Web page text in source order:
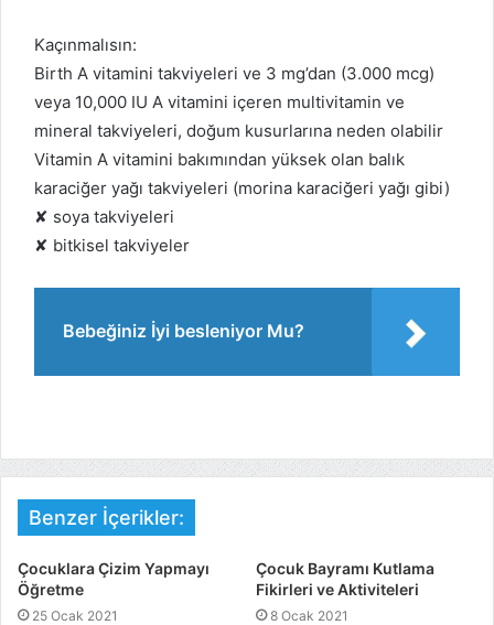
Kaçınmalısın:
Birth A vitamini takviyeleri ve 3 mg’dan (3.000 mcg)
veya 10,000 IU A vitamini içeren multivitamin ve
mineral takviyeleri, doğum kusurlarına neden olabilir
Vitamin A vitamini bakımından yüksek olan balık
karaciğer yağı takviyeleri (morina karaciğeri yağı gibi)
✘ soya takviyeleri
✘ bitkisel takviyeler
Bebeğiniz İyi besleniyor Mu?
Benzer İçerikler:
Çocuklara Çizim Yapmayı
Öğretme
25 Ocak 2021
Çocuk Bayramı Kutlama
Fikirleri ve Aktiviteleri
8 Ocak 2021